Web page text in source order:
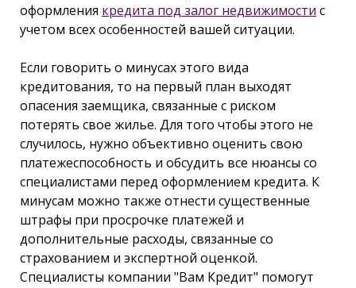
оформления кредита под залог недвижимости с
учетом всех особенностей вашей ситуации.
Если говорить о минусах этого вида
кредитования, то на первый план выходят
опасения заемщика, связанные с риском
потерять свое жилье. Для того чтобы этого не
случилось, нужно объективно оценить свою
платежеспособность и обсудить все нюансы со
специалистами перед оформлением кредита. К
минусам можно также отнести существенные
штрафы при просрочке платежей и
дополнительные расходы, связанные со
страхованием и экспертной оценкой.
Специалисты компании "Вам Кредит" помогут